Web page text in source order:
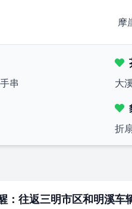
摩
串 大
折
：往返三明市区和明溪车